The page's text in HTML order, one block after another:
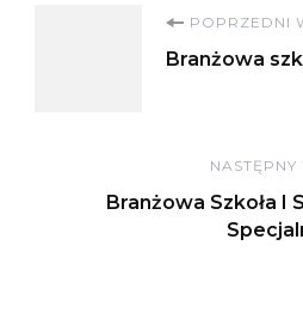
Nawigacja
POPRZEDNI
Branżowa
NASTĘPNY
Branżowa Szkoła I